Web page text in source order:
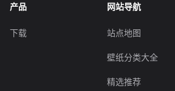
产品
下载
网站导航
站点地图
壁纸分类大全
精选推荐